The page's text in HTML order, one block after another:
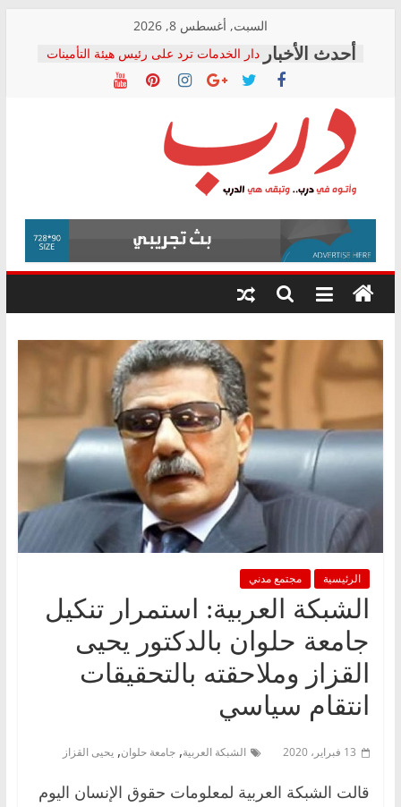
content
السبت, أغسطس 8, 2026
دار الخدمات ترد على رئيس هيئة التأمينات
بعد مؤتمره الصحفي: إنكار الأزمة لا ينهي
معاناة أصحاب المعاشات.. ونطالب بكشف
فرحات سليمان يكتب: القطاع الصحي إلى
أين؟
حزب التحالف الشعبي يطلق لجنة “الحق
في الصحة” بالإسكندرية لرصد الانتهاكات
ودعم المرضى
الوزاري لمدينة الصحفيين.. وانتهاء أعمال
إنشاء المبنى الإداري
المجلس القومي لحقوق الإنسان يعلن
متابعة قضية الدكتور محمد زهران.. ويؤكد:
قرينة البراءة وضمانات المحاكمة العادلة
درب
وأتوه
درب..
وتبقى
هي
الرئيسية مجتمع مدني
الشبكة العربية: استمرار تنكيل
جامعة حلوان بالدكتور يحيى
القزاز وملاحقته بالتحقيقات
انتقام سياسي
13 فبراير، 2020 الشبكة العربية, جامعة حلوان, يحيى القزاز
قالت الشبكة العربية لمعلومات حقوق الإنسان اليوم